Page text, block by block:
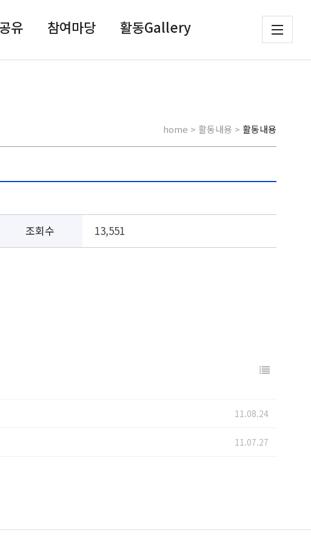
유 참여마당 활동Gallery
home > 활동내용 > 활동내용
조회수 13,551
11.08.24
11.07.27